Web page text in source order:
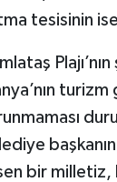
tesisinin
bir milletiz,